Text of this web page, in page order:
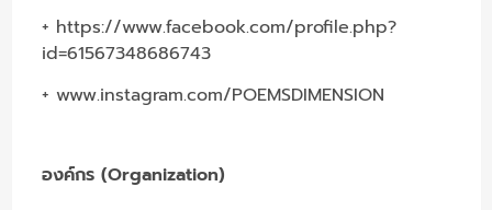
+ https://www.facebook.com/profile.php?
id=61567348686743
+www.instagram.com/POEMSDIMENSION
องค์กร (Organization)